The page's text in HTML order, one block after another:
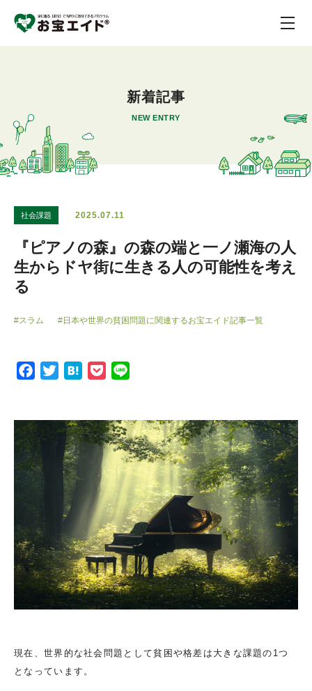
新着記事
NEW ENTRY
社会課題 2025.07.11
『ピアノの森』の森の端と一ノ瀬海の人
生からドヤ街に生きる人の可能性を考え
る
#スラム #日本や世界の貧困問題に関連するお宝エイド記事一覧
e
o
e
e
n
k
e
t
e
現在、世界的な社会問題として貧困や格差は大きな課題の1つ
となっています。